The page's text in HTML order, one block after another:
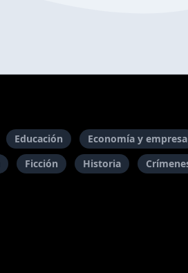
Educación Economía y empresa
Ficción Historia